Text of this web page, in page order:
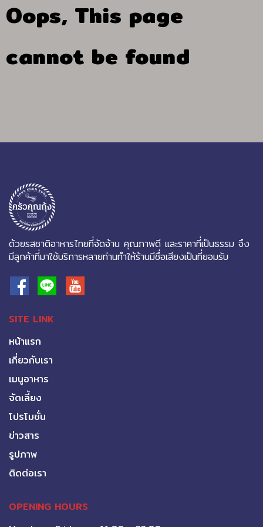
Oops, This page
cannot be found
ด้วยรสชาติอาหารไทยที่จัดจ้าน คุณภาพดี และราคาที่เป็นธรรม จึง
มีลูกค้าที่มาใช้บริการหลายท่านทำให้ร้านมีชื่อเสียงเป็นที่ยอมรับ
SITE LINK
หน้าแรก
เกี่ยวกับเรา
เมนูอาหาร
จัดเลี้ยง
โปรโมชั่น
ข่าวสาร
รูปภาพ
ติดต่อเรา
OPENING HOURS